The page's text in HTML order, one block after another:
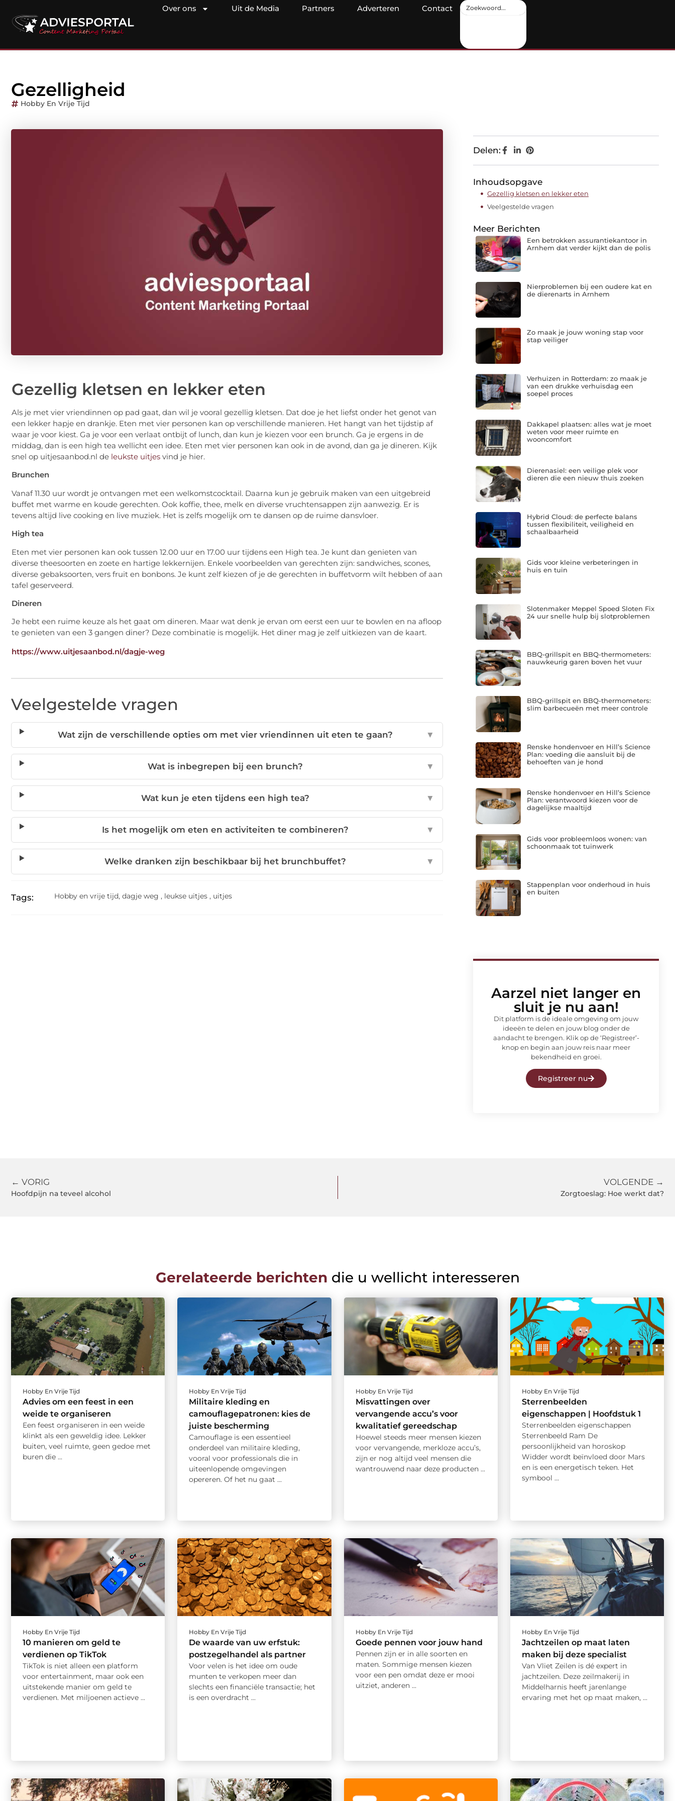
Over ons Uit de Media Partners Adverteren Contact
Gezelligheid
Hobby En Vrije Tijd
Gezellig kletsen en lekker eten
Als je met vier vriendinnen op pad gaat, dan wil je vooral gezellig kletsen. Dat doe je het liefst onder het genot van
een lekker hapje en drankje. Eten met vier personen kan op verschillende manieren. Het hangt van het tijdstip af
waar je voor kiest. Ga je voor een verlaat ontbijt of lunch, dan kun je kiezen voor een brunch. Ga je ergens in de
middag, dan is een high tea wellicht een idee. Eten met vier personen kan ook in de avond, dan ga je dineren. Kijk
snel op uitjesaanbod.nl de leukste uitjes vind je hier.
Brunchen
Vanaf 11.30 uur wordt je ontvangen met een welkomstcocktail. Daarna kun je gebruik maken van een uitgebreid
buffet met warme en koude gerechten. Ook koffie, thee, melk en diverse vruchtensappen zijn aanwezig. Er is
tevens altijd live cooking en live muziek. Het is zelfs mogelijk om te dansen op de ruime dansvloer.
High tea
Eten met vier personen kan ook tussen 12.00 uur en 17.00 uur tijdens een High tea. Je kunt dan genieten van
diverse theesoorten en zoete en hartige lekkernijen. Enkele voorbeelden van gerechten zijn: sandwiches, scones,
diverse gebaksoorten, vers fruit en bonbons. Je kunt zelf kiezen of je de gerechten in buffetvorm wilt hebben of aan
tafel geserveerd.
Dineren
Je hebt een ruime keuze als het gaat om dineren. Maar wat denk je ervan om eerst een uur te bowlen en na afloop
te genieten van een 3 gangen diner? Deze combinatie is mogelijk. Het diner mag je zelf uitkiezen van de kaart.
https://www.uitjesaanbod.nl/dagje-weg
Veelgestelde vragen
Wat zijn de verschillende opties om met vier vriendinnen uit eten te gaan? ▼
Wat is inbegrepen bij een brunch? ▼
Wat kun je eten tijdens een high tea? ▼
Is het mogelijk om eten en activiteiten te combineren? ▼
Welke dranken zijn beschikbaar bij het brunchbuffet? ▼
Tags: Hobby en vrije tijd, dagje weg , leukse uitjes , uitjes
Delen:
Inhoudsopgave
Gezellig kletsen en lekker eten
Veelgestelde vragen
Meer Berichten
Een betrokken assurantiekantoor in
Arnhem dat verder kijkt dan de polis
Nierproblemen bij een oudere kat en
de dierenarts in Arnhem
Zo maak je jouw woning stap voor
stap veiliger
Verhuizen in Rotterdam: zo maak je
van een drukke verhuisdag een
soepel proces
Dakkapel plaatsen: alles wat je moet
weten voor meer ruimte en
wooncomfort
Dierenasiel: een veilige plek voor
dieren die een nieuw thuis zoeken
Hybrid Cloud: de perfecte balans
tussen flexibiliteit, veiligheid en
schaalbaarheid
Gids voor kleine verbeteringen in
huis en tuin
Slotenmaker Meppel Spoed Sloten Fix
24 uur snelle hulp bij slotproblemen
BBQ-grillspit en BBQ-thermometers:
nauwkeurig garen boven het vuur
BBQ-grillspit en BBQ-thermometers:
slim barbecueën met meer controle
Renske hondenvoer en Hill’s Science
Plan: voeding die aansluit bij de
behoeften van je hond
Renske hondenvoer en Hill’s Science
Plan: verantwoord kiezen voor de
dagelijkse maaltijd
Gids voor probleemloos wonen: van
schoonmaak tot tuinwerk
Stappenplan voor onderhoud in huis
en buiten
Aarzel niet langer en
sluit je nu aan!
Dit platform is de ideale omgeving om jouw
ideeën te delen en jouw blog onder de
aandacht te brengen. Klik op de ‘Registreer’-
knop en begin aan jouw reis naar meer
bekendheid en groei.
Registreer nu
← VORIG
Hoofdpijn na teveel alcohol
VOLGENDE →
Zorgtoeslag: Hoe werkt dat?
Gerelateerde berichten die u wellicht interesseren
Hobby En Vrije Tijd
Advies om een feest in een
weide te organiseren
Een feest organiseren in een weide
klinkt als een geweldig idee. Lekker
buiten, veel ruimte, geen gedoe met
buren die ...
Hobby En Vrije Tijd
Militaire kleding en
camouflagepatronen: kies de
juiste bescherming
Camouflage is een essentieel
onderdeel van militaire kleding,
vooral voor professionals die in
uiteenlopende omgevingen
opereren. Of het nu gaat ...
Hobby En Vrije Tijd
Misvattingen over
vervangende accu’s voor
kwalitatief gereedschap
Hoewel steeds meer mensen kiezen
voor vervangende, merkloze accu’s,
zijn er nog altijd veel mensen die
wantrouwend naar deze producten ...
Hobby En Vrije Tijd
Sterrenbeelden
eigenschappen | Hoofdstuk 1
Sterrenbeelden eigenschappen
Sterrenbeeld Ram De
persoonlijkheid van horoskop
Widder wordt beïnvloed door Mars
en is een energetisch teken. Het
symbool ...
Hobby En Vrije Tijd
10 manieren om geld te
verdienen op TikTok
TikTok is niet alleen een platform
voor entertainment, maar ook een
uitstekende manier om geld te
verdienen. Met miljoenen actieve ...
Hobby En Vrije Tijd
De waarde van uw erfstuk:
postzegelhandel als partner
Voor velen is het idee om oude
munten te verkopen meer dan
slechts een financiële transactie; het
is een overdracht ...
Hobby En Vrije Tijd
Goede pennen voor jouw hand
Pennen zijn er in alle soorten en
maten. Sommige mensen kiezen
voor een pen omdat deze er mooi
uitziet, anderen ...
Hobby En Vrije Tijd
Jachtzeilen op maat laten
maken bij deze specialist
Van Vliet Zeilen is dé expert in
jachtzeilen. Deze zeilmakerij in
Middelharnis heeft jarenlange
ervaring met het op maat maken, ...